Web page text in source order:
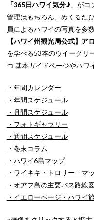
「365日ハワイ気分♪」がコ
管理はもちろん、めくるた
員によるハワイの写真を多
【ハワイ州観光局公式】ア
を学べる53本のウイークリ
つ 基本ガイドページやハワ
・年間カレンダー
・年間スケジュール
・月間スケジュール
・フォトギャラリー
・週間スケジュール
・巻末コラム
・ハワイ6島マップ
・ワイキキ・トロリー・マ
・オアフ島の主要バス路線図
・イエローページ・ハワイ